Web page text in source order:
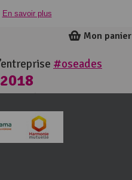
En savoir plus
#oseades
Mon panier